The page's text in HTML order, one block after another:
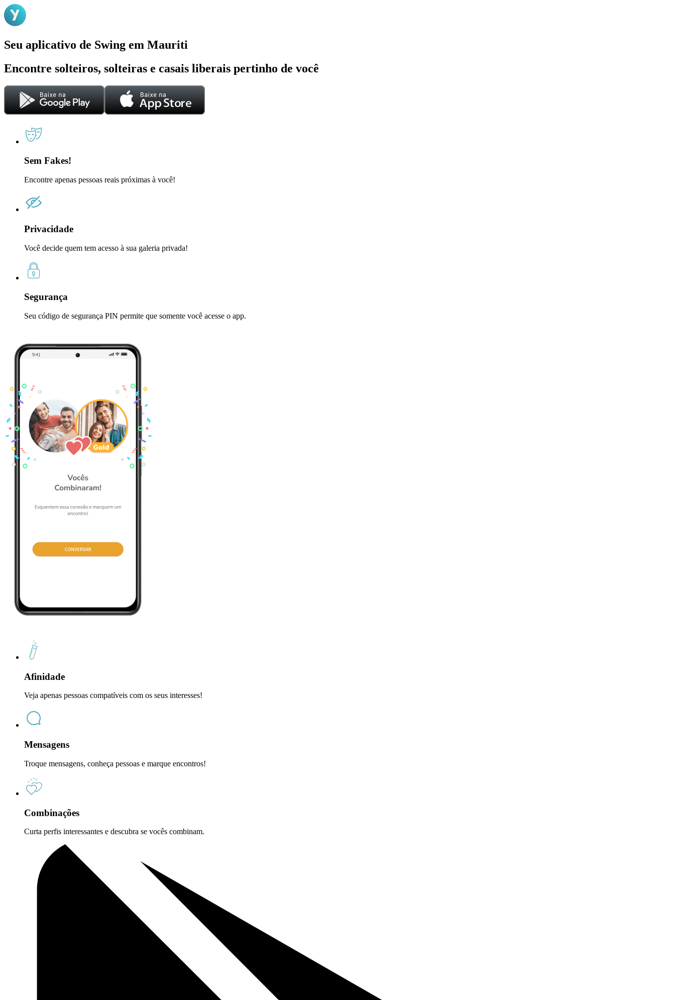
Seu aplicativo de Swing em Mauriti
Encontre solteiros, solteiras e casais liberais pertinho de você
Sem Fakes!
Encontre apenas pessoas reais próximas à você!
Privacidade
Você decide quem tem acesso à sua galeria privada!
Segurança
Seu código de segurança PIN permite que somente você acesse o app.
Afinidade
Veja apenas pessoas compatíveis com os seus interesses!
Mensagens
Troque mensagens, conheça pessoas e marque encontros!
Combinações
Curta perfis interessantes e descubra se vocês combinam.